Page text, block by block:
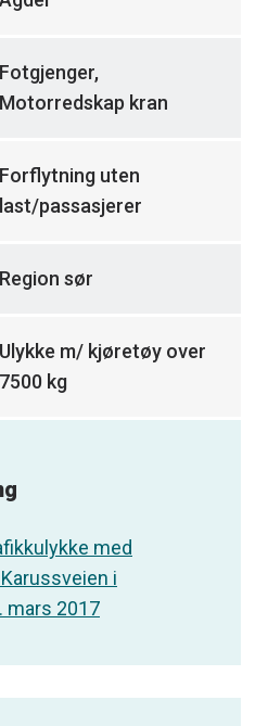
Fotgjenger,
Motorredskap kran
Forflytning uten
last/passasjerer
Region sør
Ulykke m/ kjøretøy over
7500 kg
med
i
mars 2017